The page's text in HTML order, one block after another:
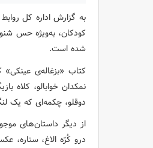
به گزارش اداره کل
شده است.
نمکدان خوابالو،
دوقلو، چکمه‌ای که یک
از دیگر داستان‌های
درو کُرّه الاغ، ستاره،